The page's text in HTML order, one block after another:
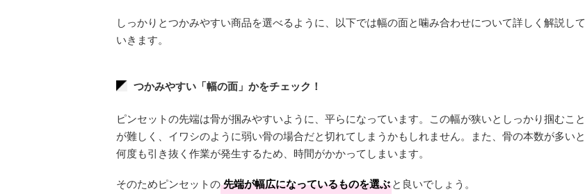
しっかりとつかみやすい商品を選べるように、以下では幅の面と噛み合わせについて詳しく解説して
いきます。
つかみやすい「幅の面」かをチェック！
ピンセットの先端は骨が掴みやすいように、平らになっています。この幅が狭いとしっかり掴むこと
が難しく、イワシのように弱い骨の場合だと切れてしまうかもしれません。また、骨の本数が多いと
何度も引き抜く作業が発生するため、時間がかかってしまいます。
そのためピンセットの先端が幅広になっているものを選ぶと良いでしょう。